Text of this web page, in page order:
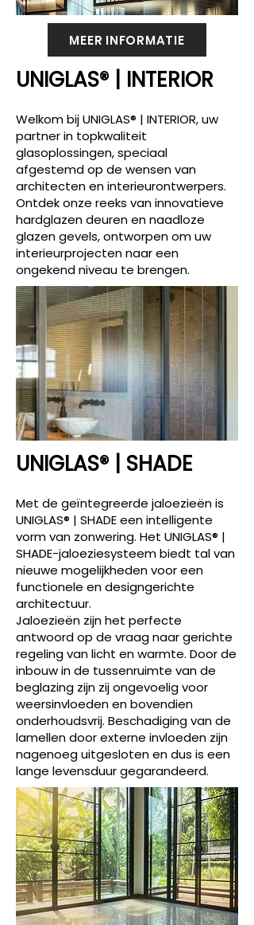
MEER INFORMATIE
UNIGLAS® | INTERIOR
Welkom bij UNIGLAS® | INTERIOR, uw
partner in topkwaliteit
glasoplossingen, speciaal
afgestemd op de wensen van
architecten en interieurontwerpers.
Ontdek onze reeks van innovatieve
hardglazen deuren en naadloze
glazen gevels, ontworpen om uw
interieurprojecten naar een
ongekend niveau te brengen.
UNIGLAS® | SHADE
Met de geïntegreerde jaloezieën is
UNIGLAS® | SHADE een intelligente
vorm van zonwering. Het UNIGLAS® |
SHADE-jaloeziesysteem biedt tal van
nieuwe mogelijkheden voor een
functionele en designgerichte
architectuur.
Jaloezieën zijn het perfecte
antwoord op de vraag naar gerichte
regeling van licht en warmte. Door de
inbouw in de tussenruimte van de
beglazing zijn zij ongevoelig voor
weersinvloeden en bovendien
onderhoudsvrij. Beschadiging van de
lamellen door externe invloeden zijn
nagenoeg uitgesloten en dus is een
lange levensduur gegarandeerd.